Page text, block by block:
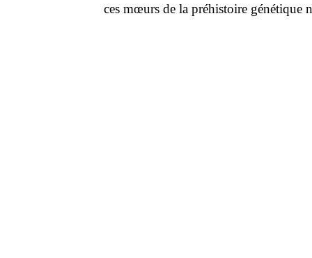
ces mœurs de la préhistoire génétique